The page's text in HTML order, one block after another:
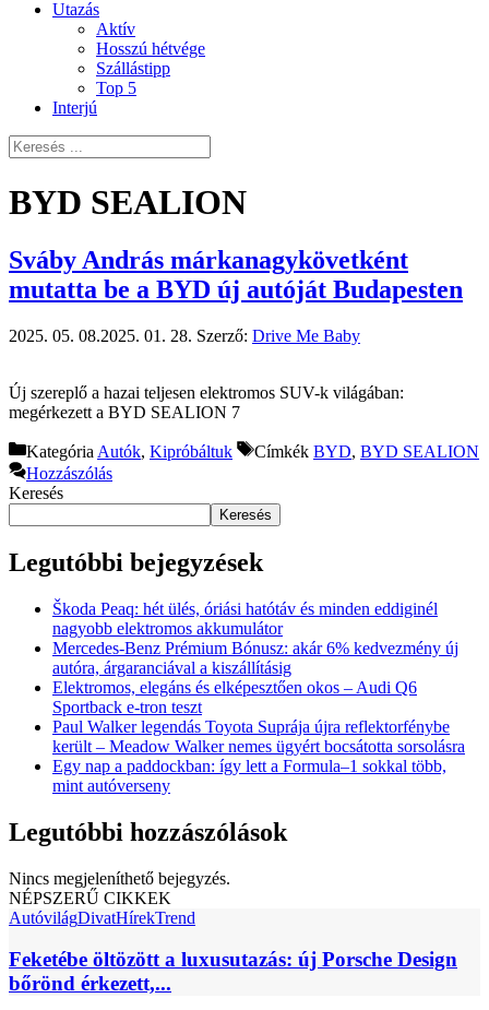
Utazás
Aktív
Hosszú hétvége
Szállástipp
Top 5
Interjú
BYD SEALION
Sváby András márkanagykövetként
mutatta be a BYD új autóját Budapesten
2025. 05. 08.2025. 01. 28. Szerző: Drive Me Baby
Új szereplő a hazai teljesen elektromos SUV-k világában:
megérkezett a BYD SEALION 7
Kategória Autók, Kipróbáltuk Címkék BYD, BYD SEALION
Hozzászólás
Keresés
Keresés
Legutóbbi bejegyzések
Škoda Peaq: hét ülés, óriási hatótáv és minden eddiginél
nagyobb elektromos akkumulátor
Mercedes-Benz Prémium Bónusz: akár 6% kedvezmény új
autóra, árgaranciával a kiszállításig
Elektromos, elegáns és elképesztően okos – Audi Q6
Sportback e-tron teszt
Paul Walker legendás Toyota Suprája újra reflektorfénybe
került – Meadow Walker nemes ügyért bocsátotta sorsolásra
Egy nap a paddockban: így lett a Formula–1 sokkal több,
mint autóverseny
Legutóbbi hozzászólások
Nincs megjeleníthető bejegyzés.
NÉPSZERŰ CIKKEK
AutóvilágDivatHírekTrend
Feketébe öltözött a luxusutazás: új Porsche Design
bőrönd érkezett,...